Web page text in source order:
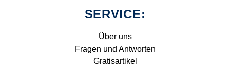
SERVICE:
Über uns
Fragen und Antworten
Gratisartikel